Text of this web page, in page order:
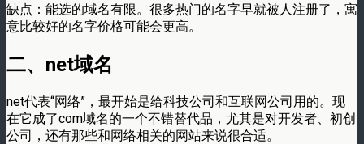
缺点：能选的域名有限。很多热门的名字早就被人注册了，寓
意比较好的名字价格可能会更高。​
二、net域名​
net代表“网络”，最开始是给科技公司和互联网公司用的。现
在它成了com域名的一个不错替代品，尤其是对开发者、初创
公司，还有那些和网络相关的网站来说很合适。​